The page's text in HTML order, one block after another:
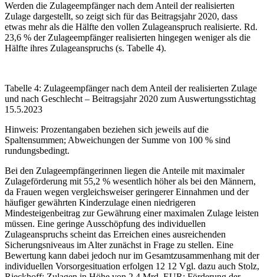
Werden die Zulageempfänger nach dem Anteil der realisierten
Zulage dargestellt, so zeigt sich für das Beitragsjahr 2020, dass
etwas mehr als die Hälfte den vollen Zulageanspruch realisierte. Rd.
23,6 % der Zulageempfänger realisierten hingegen weniger als die
Hälfte ihres Zulageanspruchs (s. Tabelle 4).
Tabelle 4: Zulageempfänger nach dem Anteil der realisierten Zulage
und nach Geschlecht – Beitragsjahr 2020 zum Auswertungsstichtag
15.5.2023
Hinweis: Prozentangaben beziehen sich jeweils auf die
Spaltensummen; Abweichungen der Summe von 100 % sind
rundungsbedingt.
Bei den Zulageempfängerinnen liegen die Anteile mit maximaler
Zulageförderung mit 55,2 % wesentlich höher als bei den Männern,
da Frauen wegen vergleichsweiser geringerer Einnahmen und der
häufiger gewährten Kinderzulage einen niedrigeren
Mindesteigenbeitrag zur Gewährung einer maximalen Zulage leisten
müssen. Eine geringe Ausschöpfung des individuellen
Zulageanspruchs scheint das Erreichen eines ausreichenden
Sicherungsniveaus im Alter zunächst in Frage zu stellen. Eine
Bewertung kann dabei jedoch nur im Gesamtzusammenhang mit der
individuellen Vorsorgesituation erfolgen 12 12 Vgl. dazu auch Stolz,